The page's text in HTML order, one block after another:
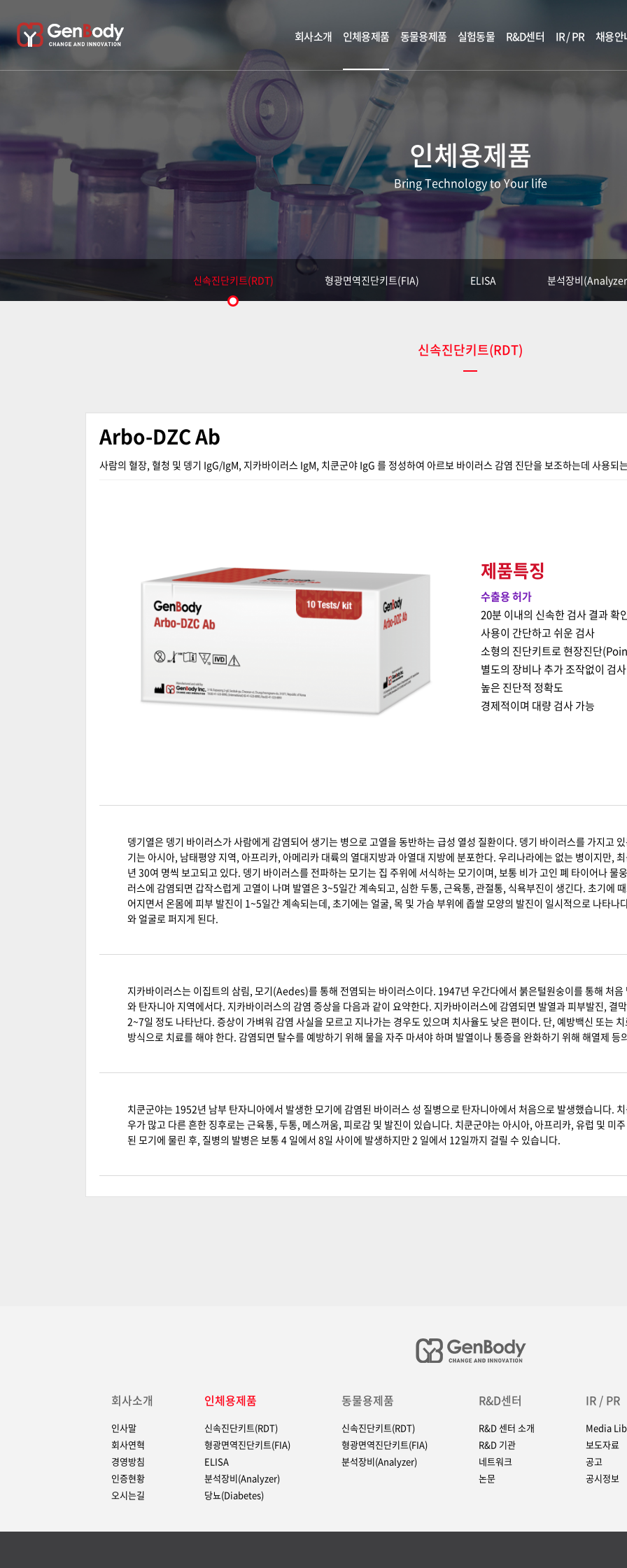
회사소개 인체용제품 동물용제품 실험동물 R&D센터 IR / PR 채용안
인체용제품
Bring Technology to Your life
신속진단키트(RDT) 형광면역진단키트(FIA) ELISA 분석장비
신속진단키트(RDT)
Arbo-DZC Ab
사람의 혈장, 혈청 및 뎅기 IgG/IgM, 지카바이러스 IgM, 치쿤군야 IgG 를 정성하여 아르보 바이러스 감염 진단을 보조하는데 사용되
제품특징
수출용 허가
20분 이내의 신속한 검사 결과 확
사용이 간단하고 쉬운 검사
소형의 진단키트로 현장진단
별도의 장비나 추가 조작없이 검
높은 진단적 정확도
경제적이며 대량 검사 가능
뎅기열은 뎅기 바이러스가 사람에게 감염되어 생기는 병으로 고열을 동반하는 급성 열성 질환이다. 뎅기 바이러스를 가지고
기는 아시아, 남태평양 지역, 아프리카, 아메리카 대륙의 열대지방과 아열대 지방에 분포한다. 우리나라에는 없는 병이지만,
년 30여 명씩 보고되고 있다. 뎅기 바이러스를 전파하는 모기는 집 주위에 서식하는 모기이며, 보통 비가 고인 폐 타이어나 물
러스에 감염되면 갑작스럽게 고열이 나며 발열은 3~5일간 계속되고, 심한 두통, 근육통, 관절통, 식욕부진이 생긴다. 초기에
어지면서 온몸에 피부 발진이 1~5일간 계속되는데, 초기에는 얼굴, 목 및 가슴 부위에 좁쌀 모양의 발진이 일시적으로 나타
와 얼굴로 퍼지게 된다.
지카바이러스는 이집트의 삼림, 모기(Aedes)를 통해 전염되는 바이러스이다. 1947년 우간다에서 붉은털원숭이를 통해 처
와 탄자니아 지역에서다. 지카바이러스의 감염 증상을 다음과 같이 요약한다. 지카바이러스에 감염되면 발열과 피부발진, 결
2~7일 정도 나타난다. 증상이 가벼워 감염 사실을 모르고 지나가는 경우도 있으며 치사율도 낮은 편이다. 단, 예방백신 또는
방식으로 치료를 해야 한다. 감염되면 탈수를 예방하기 위해 물을 자주 마셔야 하며 발열이나 통증을 완화하기 위해 해열제 등
치쿤군야는 1952년 남부 탄자니아에서 발생한 모기에 감염된 바이러스 성 질병으로 탄자니아에서 처음으로 발생했습니다.
우가 많고 다른 흔한 징후로는 근육통, 두통, 메스꺼움, 피로감 및 발진이 있습니다. 치쿤군야는 아시아, 아프리카, 유럽 및 미
된 모기에 물린 후, 질병의 발병은 보통 4 일에서 8일 사이에 발생하지만 2 일에서 12일까지 걸릴 수 있습니다.
회사소개
인사말
회사연혁
경영방침
인증현황
오시는길
인체용제품
신속진단키트(RDT)
형광면역진단키트(FIA)
ELISA
분석장비(Analyzer)
당뇨(Diabetes)
동물용제품
신속진단키트(RDT)
형광면역진단키트(FIA)
분석장비(Analyzer)
R&D센터
R&D 센터 소개
R&D 기관
네트워크
논문
IR / PR
Media
보도자료
공고
공시정보